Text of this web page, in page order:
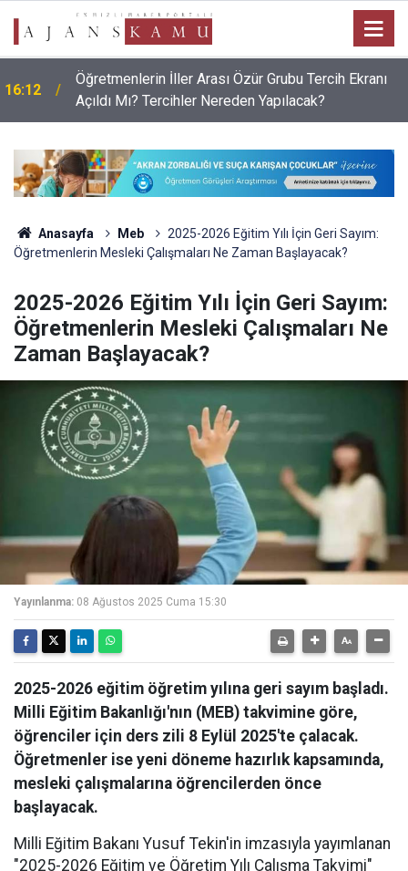
16:12
Öğretmenlerin İller Arası Özür Grubu Tercih Ekranı
Açıldı Mı? Tercihler Nereden Yapılacak?
Anasayfa Meb
2025-2026 Eğitim Yılı İçin Geri Sayım:
Öğretmenlerin Mesleki Çalışmaları Ne Zaman Başlayacak?
2025-2026 Eğitim Yılı İçin Geri Sayım:
Öğretmenlerin Mesleki Çalışmaları Ne
Zaman Başlayacak?
Yayınlanma: 08 Ağustos 2025 Cuma 15:30
2025-2026 eğitim öğretim yılına geri sayım başladı.
Milli Eğitim Bakanlığı'nın (MEB) takvimine göre,
öğrenciler için ders zili 8 Eylül 2025'te çalacak.
Öğretmenler ise yeni döneme hazırlık kapsamında,
mesleki çalışmalarına öğrencilerden önce
başlayacak.
Milli Eğitim Bakanı Yusuf Tekin'in imzasıyla yayımlanan
"2025-2026 Eğitim ve Öğretim Yılı Çalışma Takvimi"